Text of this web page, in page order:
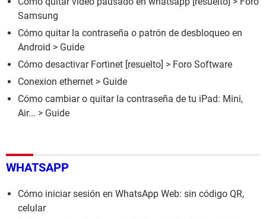
Samsung
Cómo quitar la contraseña o patrón de desbloqueo en
Android > Guide
Cómo desactivar Fortinet [resuelto] > Foro Software
Conexion ethernet > Guide
Cómo cambiar o quitar la contraseña de tu iPad: Mini,
Air... > Guide
WHATSAPP
Cómo iniciar sesión en WhatsApp Web: sin código QR,
celular